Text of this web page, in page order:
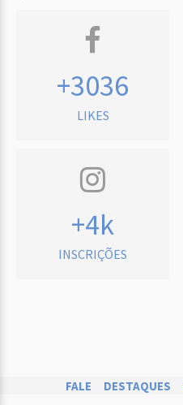
+3036
LIKES
+4k
INSCRIÇÕES
FALE DESTAQUES